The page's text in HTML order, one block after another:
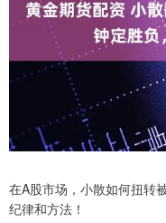
在A股市场，小散如何扭转
纪律和方法！